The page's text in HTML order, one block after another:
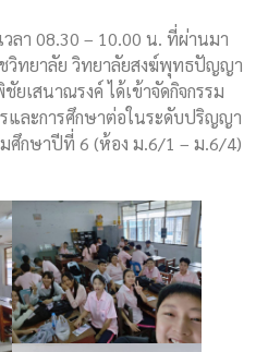
ลา 08.30 – 10.00 น. ที่ผ่านมา
วิทยาลัย ​วิทยาลัยสงฆ์พุทธปัญญา
ยเสนาณรงค์ ได้เข้าจัดกิจกรรม
ละการศึกษาต่อในระดับปริญญา
ศึกษาปีที่ 6 (ห้อง ม.6/1 – ม.6/4)